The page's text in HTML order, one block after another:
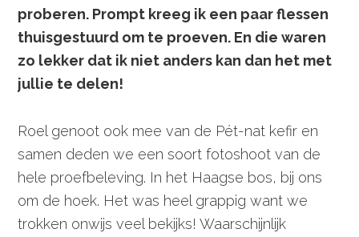
proberen. Prompt kreeg ik een paar flessen
thuisgestuurd om te proeven. En die waren
zo lekker dat ik niet anders kan dan het met
jullie te delen!
Roel genoot ook mee van de Pét-nat kefir en
samen deden we een soort fotoshoot van de
hele proefbeleving. In het Haagse bos, bij ons
om de hoek. Het was heel grappig want we
trokken onwijs veel bekijks! Waarschijnlijk